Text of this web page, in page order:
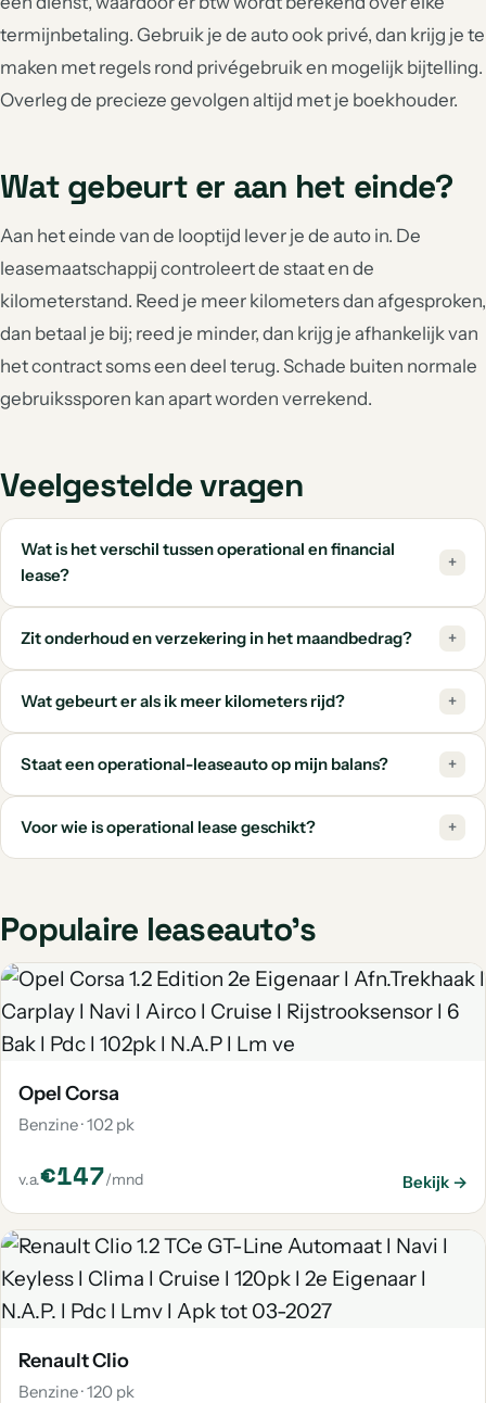
termijnbetaling. Gebruik je de auto ook privé, dan krijg je te
maken met regels rond privégebruik en mogelijk bijtelling.
Overleg de precieze gevolgen altijd met je boekhouder.
Wat gebeurt er aan het einde?
Aan het einde van de looptijd lever je de auto in. De
leasemaatschappij controleert de staat en de
kilometerstand. Reed je meer kilometers dan afgesproken,
dan betaal je bij; reed je minder, dan krijg je afhankelijk van
het contract soms een deel terug. Schade buiten normale
gebruikssporen kan apart worden verrekend.
Veelgestelde vragen
Wat is het verschil tussen operational en financial
lease?
+
Zit onderhoud en verzekering in het maandbedrag? +
Wat gebeurt er als ik meer kilometers rijd? +
Staat een operational-leaseauto op mijn balans? +
Voor wie is operational lease geschikt? +
Populaire leaseauto's
Opel Corsa
Benzine · 102 pk
v.a.€147/mnd Bekijk →
Renault Clio
Benzine · 120 pk